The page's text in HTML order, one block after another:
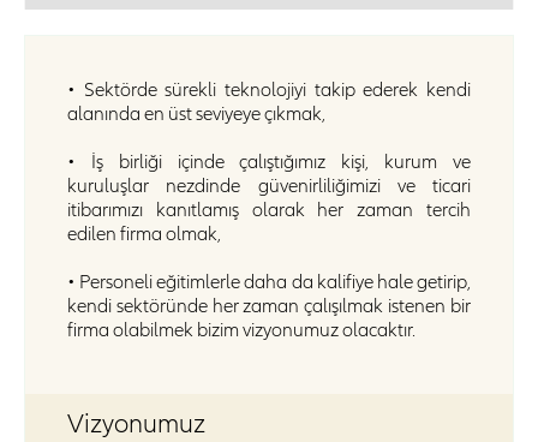
• Sektörde sürekli teknolojiyi takip ederek kendi
alanında en üst seviyeye çıkmak,
• İş birliği içinde çalıştığımız kişi, kurum ve
kuruluşlar nezdinde güvenirliliğimizi ve ticari
itibarımızı kanıtlamış olarak her zaman tercih
edilen firma olmak,
• Personeli eğitimlerle daha da kalifiye hale getirip,
kendi sektöründe her zaman çalışılmak istenen bir
firma olabilmek bizim vizyonumuz olacaktır.
Vizyonumuz